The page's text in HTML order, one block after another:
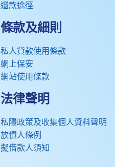
還款途徑
條款及細則
私人貸款使用條款
網上保安
網站使用條款
法律聲明
私隱政策及收集個人資料聲明
放債人條例
擬借款人須知